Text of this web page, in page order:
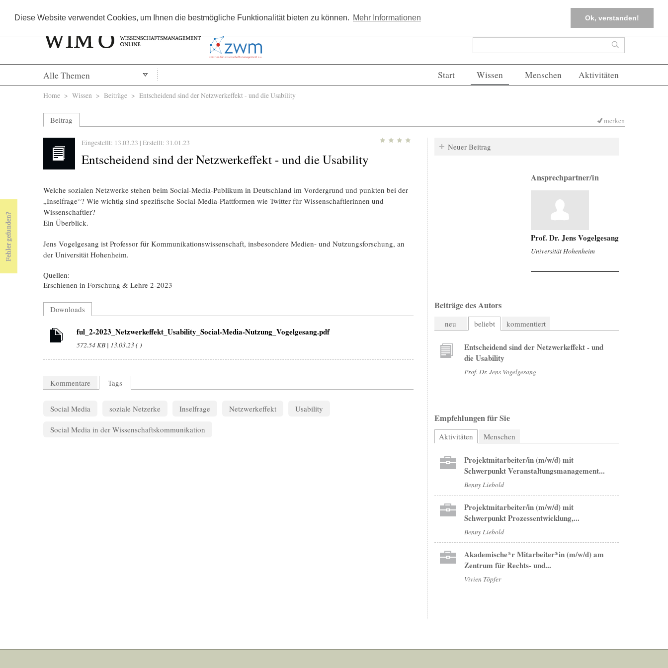
Diese Website verwendet Cookies, um Ihnen die bestmögliche Funktionalität bieten zu können. Mehr Informationen Ok, verstanden!
Kostenlos registrieren FAQs Einloggen
Suchformular Suche
Alle Themen Start Wissen Menschen Aktivitäten
Sie sind hier
Home > Wissen > Beiträge > Entscheidend sind der Netzwerkeffekt - und die Usability
Beitrag merken
Eingestellt: 13.03.23 | Erstellt: 31.01.23
Entscheidend sind der Netzwerkeffekt - und die Usability
Welche sozialen Netzwerke stehen beim Social-Media-Publikum in Deutschland im Vordergrund und punkten bei der
„Inselfrage“? Wie wichtig sind spezifische Social-Media-Plattformen wie Twitter für Wissenschaftlerinnen und
Wissenschaftler?
Ein Überblick.
Jens Vogelgesang ist Professor für Kommunikationswissenschaft, insbesondere Medien- und Nutzungsforschung, an
der Universität Hohenheim.
Quellen:
Erschienen in Forschung & Lehre 2-2023
Downloads
ful_2-2023_Netzwerkeffekt_Usability_Social-Media-Nutzung_Vogelgesang.pdf
572.54 KB | 13.03.23 ( )
Kommentare Tags
Social Media soziale Netzerke Inselfrage Netzwerkeffekt Usability
Social Media in der Wissenschaftskommunikation
Neuer Beitrag
Ansprechpartner/in
Prof. Dr. Jens Vogelgesang
Universität Hohenheim
Beiträge des Autors
neu beliebt kommentiert
Entscheidend sind der Netzwerkeffekt - und
die Usability
Prof. Dr. Jens Vogelgesang
Empfehlungen für Sie
Aktivitäten (aktiver Reiter)
Menschen
Projektmitarbeiter/in (m/w/d) mit
Schwerpunkt Veranstaltungsmanagement...
Benny Liebold
Projektmitarbeiter/in (m/w/d) mit
Schwerpunkt Prozessentwicklung,...
Benny Liebold
Akademische*r Mitarbeiter*in (m/w/d) am
Zentrum für Rechts- und...
Vivien Töpfer